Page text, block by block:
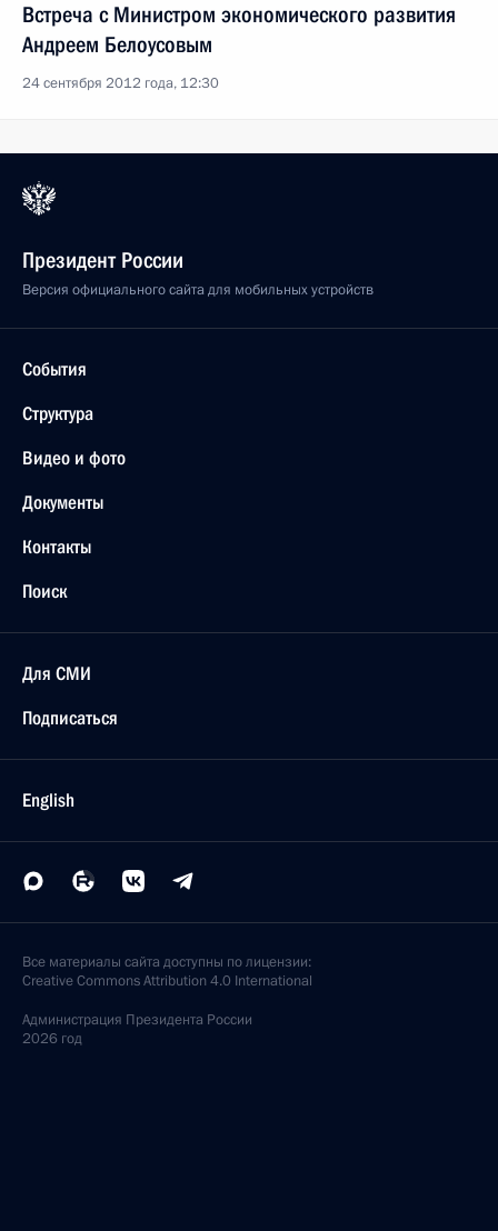
Встреча с Министром экономического развития
Андреем Белоусовым
24 сентября 2012 года, 12:30
Президент России
Версия официального сайта для мобильных устройств
События
Структура
Видео и фото
Документы
Контакты
Поиск
Для СМИ
Подписаться
English
Все материалы сайта доступны по лицензии:
Creative Commons Attribution 4.0 International
Администрация Президента России
2026 год